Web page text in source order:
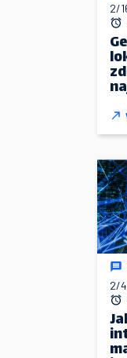
2/
2/